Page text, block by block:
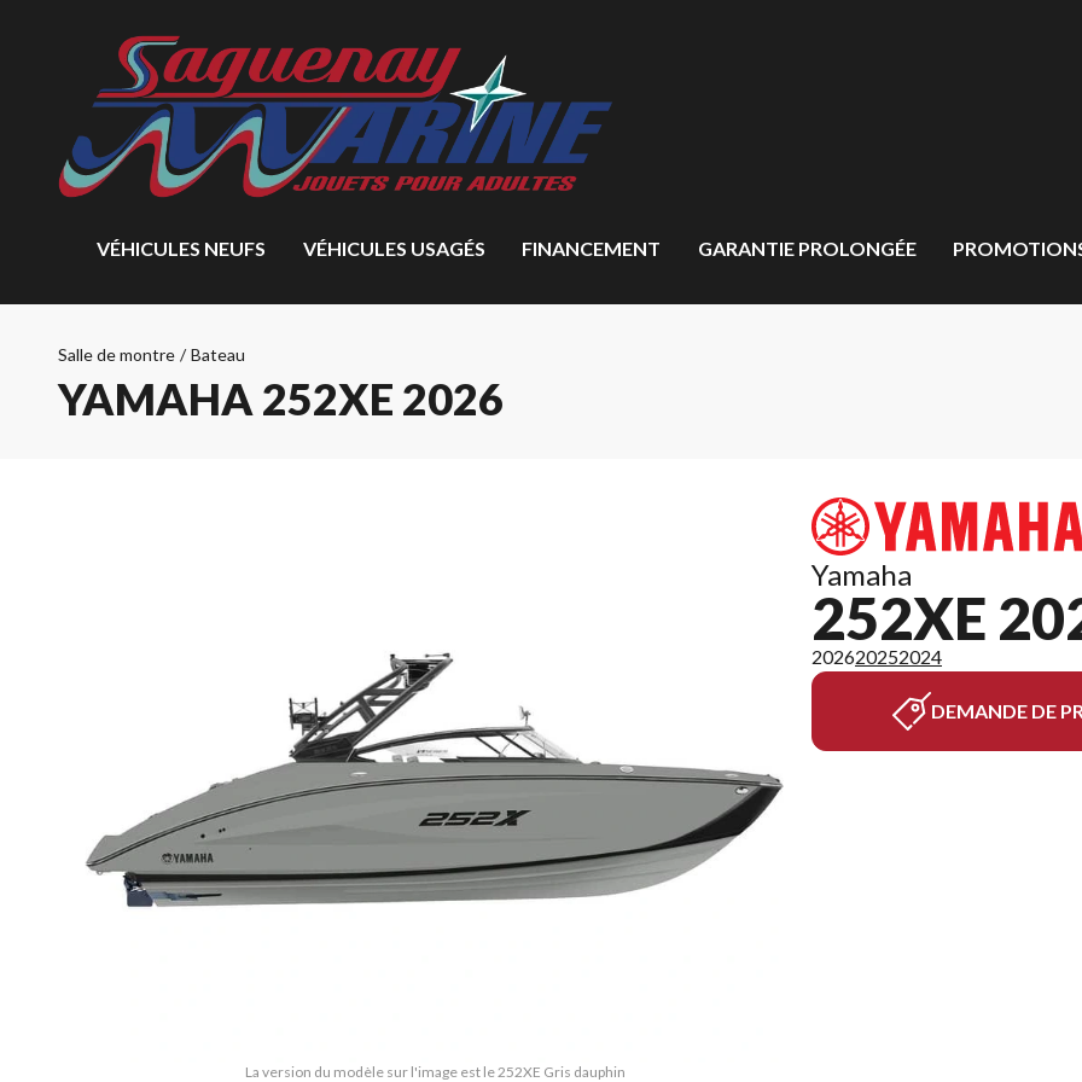
VÉHICULES NEUFS VÉHICULES USAGÉS FINANCEMENT GARANTIE PROLONGÉE
Salle de montre / Bateau
YAMAHA 252XE 2026
La version du modèle sur l'image est le 252XE Gris dauphin
Yamaha
252XE
202620252024
DEMANDE DE